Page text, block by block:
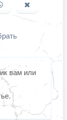
в
Поделиться в
WhatsAppв X
вам или